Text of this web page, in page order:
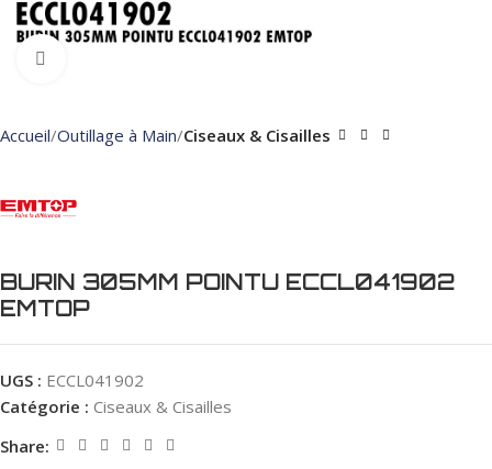
Accueil Outillage à Main Ciseaux & Cisailles
BURIN 305MM POINTU ECCL041902
EMTOP
UGS : ECCL041902
Catégorie : Ciseaux & Cisailles
Share: